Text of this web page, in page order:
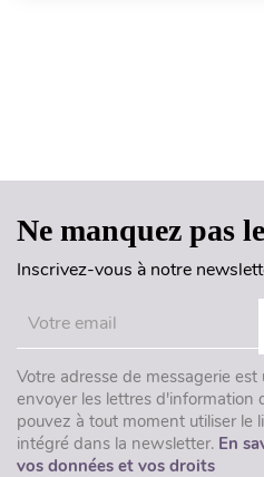
Ne manquez pas
Inscrivez-vous à notre
Votre adresse de messagerie
envoyer les lettres d'information
pouvez à tout moment utiliser le
intégré dans la newsletter. En
vos données et vos droits